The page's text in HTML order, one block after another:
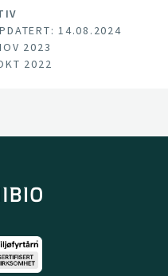
14.08.2024
2023
2022